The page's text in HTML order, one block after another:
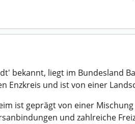
bekannt, liegt im Bundesland
Enzkreis und ist von einer
ist geprägt von einer
und zahlreiche